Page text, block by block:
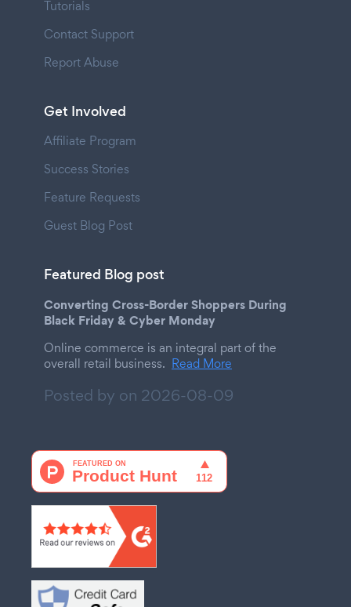
Tutorials
Contact Support
Report Abuse
Get Involved
Affiliate Program
Success Stories
Feature Requests
Guest Blog Post
Featured Blog post
Converting Cross-Border Shoppers During
Black Friday & Cyber Monday
Online commerce is an integral part of the
overall retail business. Read More
Posted by on 2026-08-09